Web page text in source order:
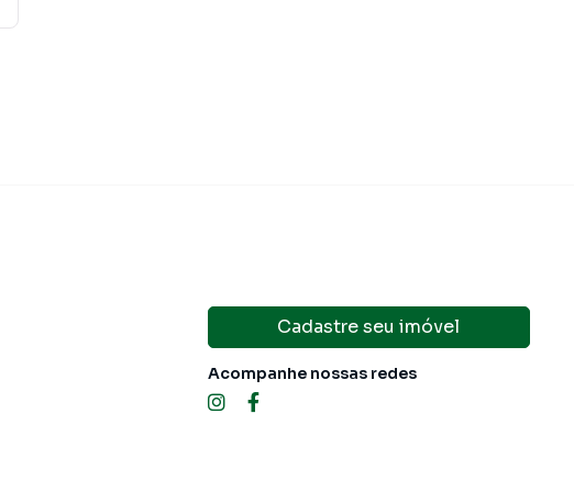
Cadastre seu imóvel
Acompanhe nossas redes